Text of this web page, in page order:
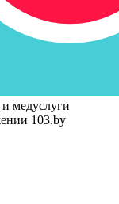
и медуслуги
103.by